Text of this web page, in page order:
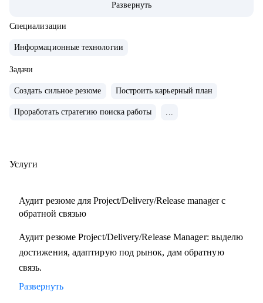
• Обучение и сертификаты:
• 2024 — ITSM. Основы управления ИТ-услугами
• 2022 — «Поколение Python: курс для начинающих»
• 2021 — Kanban System Design, Professional Scrum Master
• Аудит резюме для Project / Delivery / Release Manager
• Переход в управление из разработки / аналитики /
Кому могу помочь:
усилить резюме, поднять отклики и двигаться к более
сильным компаниям.
• Системным и продуктовым аналитикам, разработчикам и
тестировщикам, которые планируют переход в управление
Развернуть
Специализации
Информационные технологии
Задачи
Создать сильное резюме Построить карьерный план
Проработать стратегию поиска работы ...
Услуги
Аудит резюме для Project/Delivery/Release manager с
обратной связью
Аудит резюме Project/Delivery/Release Manager: выделю
достижения, адаптирую под рынок, дам обратную
связь.
Развернуть